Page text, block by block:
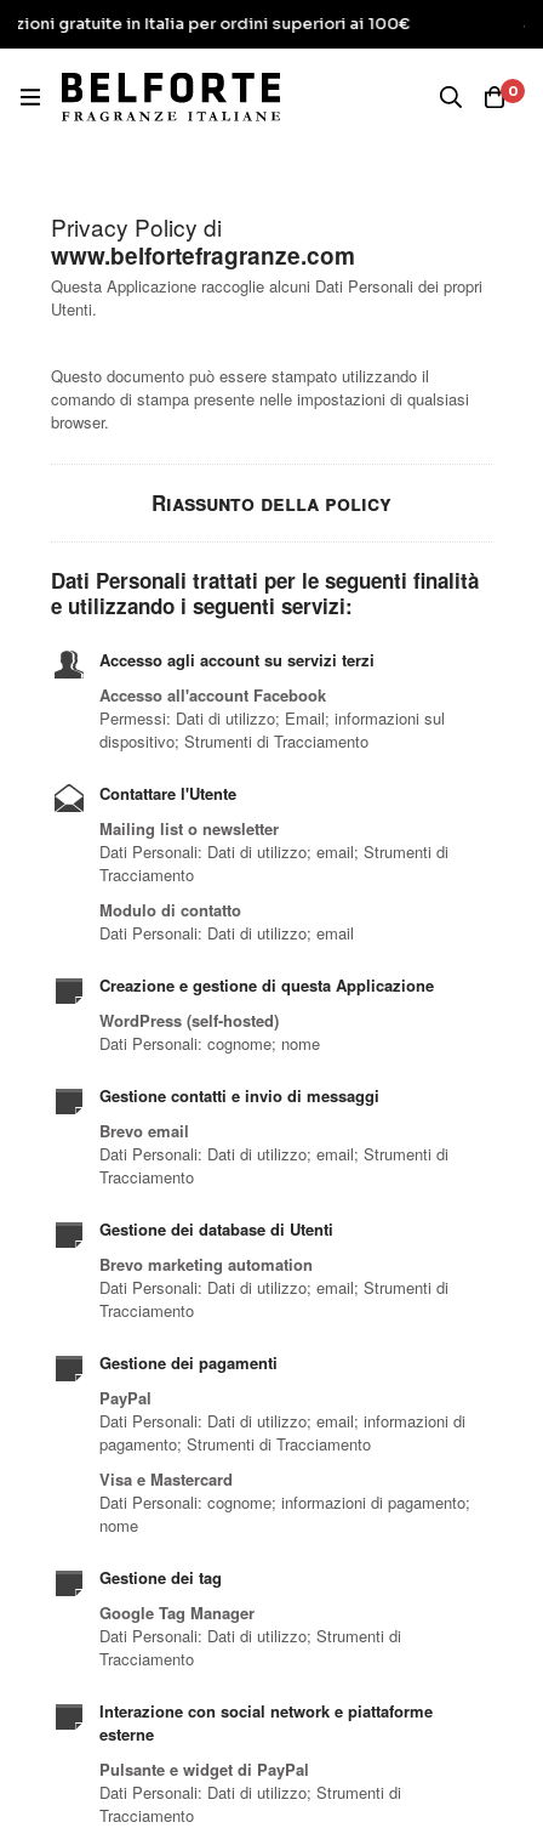
in Italia per ordini superiori ai 100€ Spese di
0
Privacy Policy di
www.belfortefragranze.com
Questa Applicazione raccoglie alcuni Dati Personali dei propri
Utenti.
Questo documento può essere stampato utilizzando il
comando di stampa presente nelle impostazioni di qualsiasi
browser.
Riassunto della policy
Dati Personali trattati per le seguenti finalità
e utilizzando i seguenti servizi:
Accesso agli account su servizi terzi
Accesso all'account Facebook
Permessi: Dati di utilizzo; Email; informazioni sul
dispositivo; Strumenti di Tracciamento
Contattare l'Utente
Mailing list o newsletter
Dati Personali: Dati di utilizzo; email; Strumenti di
Tracciamento
Modulo di contatto
Dati Personali: Dati di utilizzo; email
Creazione e gestione di questa Applicazione
WordPress (self-hosted)
Dati Personali: cognome; nome
Gestione contatti e invio di messaggi
Brevo email
Dati Personali: Dati di utilizzo; email; Strumenti di
Tracciamento
Gestione dei database di Utenti
Brevo marketing automation
Dati Personali: Dati di utilizzo; email; Strumenti di
Tracciamento
Gestione dei pagamenti
PayPal
Dati Personali: Dati di utilizzo; email; informazioni di
pagamento; Strumenti di Tracciamento
Visa e Mastercard
Dati Personali: cognome; informazioni di pagamento;
nome
Gestione dei tag
Google Tag Manager
Dati Personali: Dati di utilizzo; Strumenti di
Tracciamento
Interazione con social network e piattaforme
esterne
Pulsante e widget di PayPal
Dati Personali: Dati di utilizzo; Strumenti di
Tracciamento